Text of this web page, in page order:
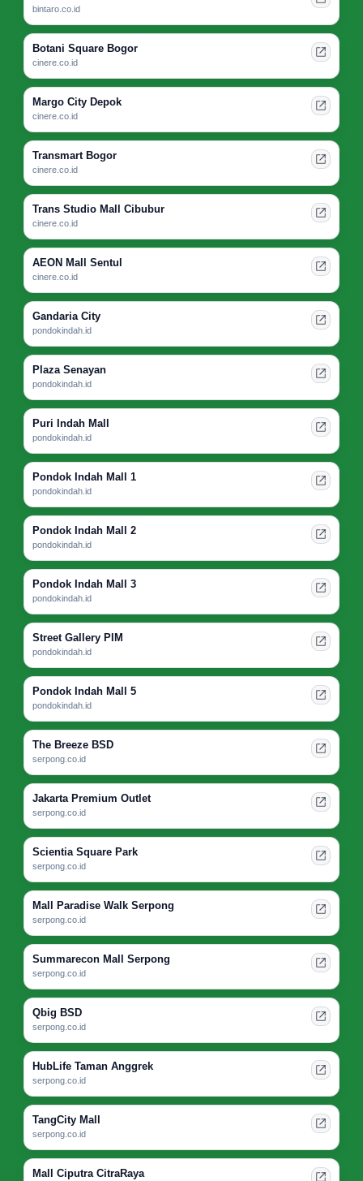
bintaro.co.id
Botani Square Bogor
cinere.co.id
Margo City Depok
cinere.co.id
Transmart Bogor
cinere.co.id
Trans Studio Mall Cibubur
cinere.co.id
AEON Mall Sentul
cinere.co.id
Gandaria City
pondokindah.id
Plaza Senayan
pondokindah.id
Puri Indah Mall
pondokindah.id
Pondok Indah Mall 1
pondokindah.id
Pondok Indah Mall 2
pondokindah.id
Pondok Indah Mall 3
pondokindah.id
Street Gallery PIM
pondokindah.id
Pondok Indah Mall 5
pondokindah.id
The Breeze BSD
serpong.co.id
Jakarta Premium Outlet
serpong.co.id
Scientia Square Park
serpong.co.id
Mall Paradise Walk Serpong
serpong.co.id
Summarecon Mall Serpong
serpong.co.id
Qbig BSD
serpong.co.id
HubLife Taman Anggrek
serpong.co.id
TangCity Mall
serpong.co.id
Mall Ciputra CitraRaya